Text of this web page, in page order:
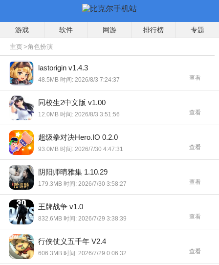
游戏 软件 网游 排行榜 专题
主页>角色扮演
lastorigin v1.4.3
48.5MB 时间: 2026/8/3 7:24:37 查看
同校生2中文版 v1.00
12.0MB 时间: 2026/8/3 3:51:56 查看
超级拳对决Hero.IO 0.2.0
93.0MB 时间: 2026/7/30 4:47:31 查看
阴阳师晴雅集 1.10.29
179.3MB 时间: 2026/7/30 3:58:27 查看
王牌战争 v1.0
832.6MB 时间: 2026/7/29 3:38:39 查看
行侠仗义五千年 V2.4
606.3MB 时间: 2026/7/29 0:06:32 查看